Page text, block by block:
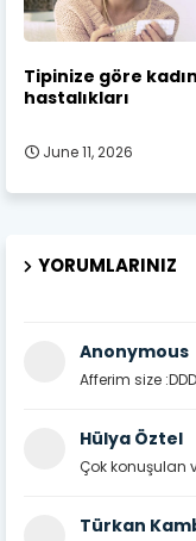
Tipinize göre kadın
hastalıkları
June 11, 2026
YORUMLARINIZ
Anonymous
Afferim size :DDD
Hülya Öztel
Çok konuşulan
Türkan